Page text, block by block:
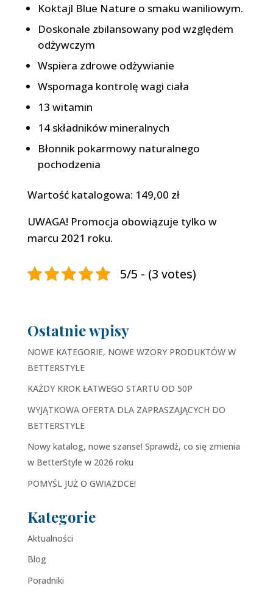
Koktajl Blue Nature o smaku waniliowym.
Doskonale zbilansowany pod względem
odżywczym
Wspiera zdrowe odżywianie
Wspomaga kontrolę wagi ciała
13 witamin
14 składników mineralnych
Błonnik pokarmowy naturalnego
pochodzenia
Wartość katalogowa: 149,00 zł
UWAGA! Promocja obowiązuje tylko w
marcu 2021 roku.
5/5 - (3 votes)
Ostatnie wpisy
NOWE KATEGORIE, NOWE WZORY PRODUKTÓW W
BETTERSTYLE
KAŻDY KROK ŁATWEGO STARTU OD 50P
WYJĄTKOWA OFERTA DLA ZAPRASZAJĄCYCH DO
BETTERSTYLE
Nowy katalog, nowe szanse! Sprawdź, co się zmienia
w BetterStyle w 2026 roku
POMYŚL JUŻ O GWIAZDCE!
Kategorie
Aktualności
Blog
Poradniki